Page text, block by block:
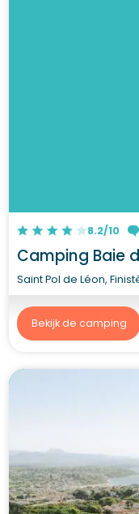
8.2/10
Camping Baie
Saint Pol de Léon,
Bekijk de camping